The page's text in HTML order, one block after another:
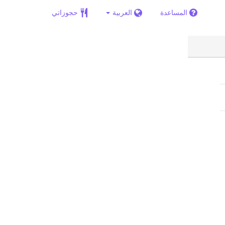
المساعدة العربية حجوزاتي